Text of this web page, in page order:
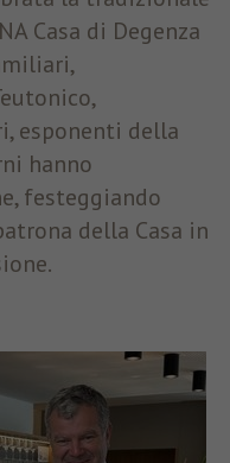
Casa di Degenza
esponenti della
hanno
festeggiando
della Casa in